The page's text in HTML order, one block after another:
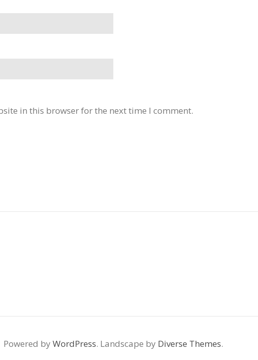
in this browser for the next time I comment.
Powered by WordPress. Landscape by Diverse Themes.